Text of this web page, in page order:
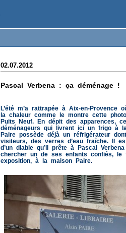
02.07.2012
Pascal Verbena : ça déménage !
L’été m’a rattrapée à Aix-en-Provence
la chaleur comme le montre cette
Puits Neuf. En dépit des apparences,
déménageurs qui livrent ici un frigo à
Paire possède déjà un réfrigérateur
visiteurs, des verres d’eau fraîche. Il
d’un diable qu’il prête à Pascal
chercher un de ses enfants confiés, le
exposition, à la maison Paire.